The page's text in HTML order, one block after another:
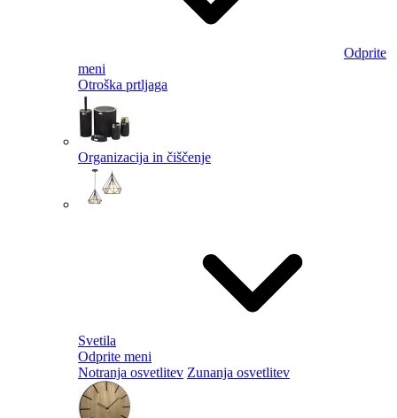
Odprite
meni
Otroška prtljaga
Organizacija in čiščenje
Svetila
Odprite meni
Notranja osvetlitev Zunanja osvetlitev